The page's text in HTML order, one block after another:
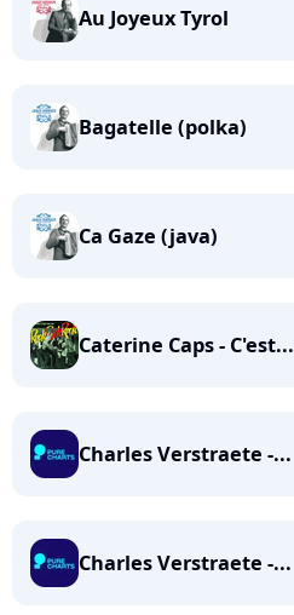
Au Joyeux Tyrol
Bagatelle (polka)
Ca Gaze (java)
Caterine Caps - C'est...
Charles Verstraete -...
Charles Verstraete -...